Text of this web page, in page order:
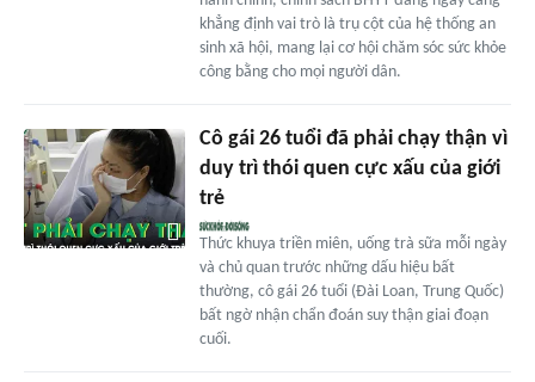
khẳng định vai trò là trụ cột của hệ thống an
sinh xã hội, mang lại cơ hội chăm sóc sức khỏe
công bằng cho mọi người dân.
Cô gái 26 tuổi đã phải chạy thận vì
duy trì thói quen cực xấu của giới
trẻ
Thức khuya triền miên, uống trà sữa mỗi ngày
và chủ quan trước những dấu hiệu bất
thường, cô gái 26 tuổi (Đài Loan, Trung Quốc)
bất ngờ nhận chẩn đoán suy thận giai đoạn
cuối.